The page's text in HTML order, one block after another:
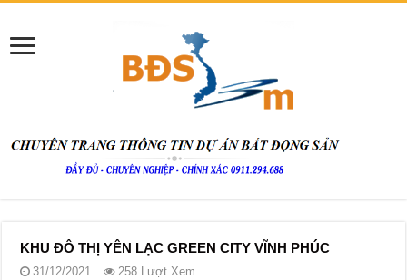
KHU ĐÔ THỊ YÊN LẠC GREEN CITY VĨNH PHÚC
31/12/2021 258 Lượt Xem